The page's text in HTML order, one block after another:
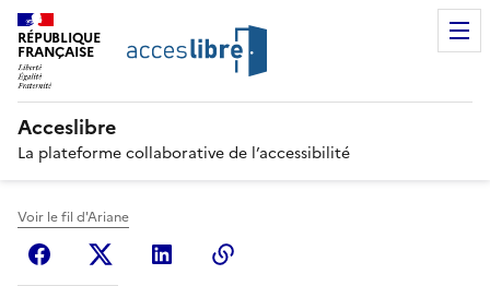
RÉPUBLIQUE
FRANÇAISE
Acceslibre
La plateforme collaborative de l’accessibilité
Voir le fil d'Ariane
FacebookX (anciennement Twitter)
Linkedin